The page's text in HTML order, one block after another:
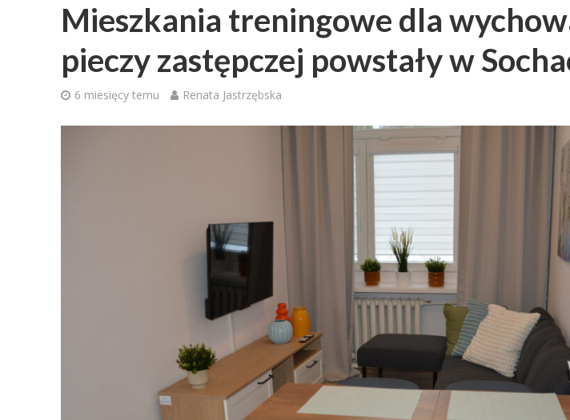
Mieszkania treningowe dla
pieczy zastępczej powstały w
6 miesięcy temu Renata Jastrzębska